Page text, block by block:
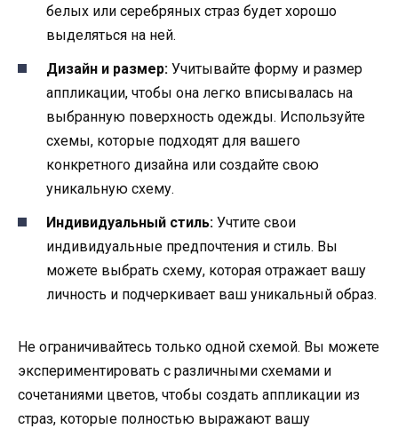
белых или серебряных страз будет хорошо
выделяться на ней.
Дизайн и размер: Учитывайте форму и размер
аппликации, чтобы она легко вписывалась на
выбранную поверхность одежды. Используйте
схемы, которые подходят для вашего
конкретного дизайна или создайте свою
уникальную схему.
Индивидуальный стиль: Учтите свои
индивидуальные предпочтения и стиль. Вы
можете выбрать схему, которая отражает вашу
личность и подчеркивает ваш уникальный образ.
Не ограничивайтесь только одной схемой. Вы можете
экспериментировать с различными схемами и
сочетаниями цветов, чтобы создать аппликации из
страз, которые полностью выражают вашу